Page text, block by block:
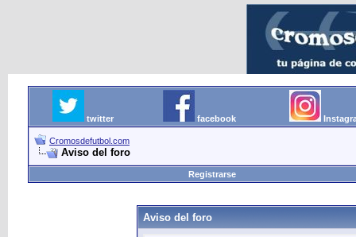
twitter facebook
Cromosdefutbol.com
Aviso del foro
Registrarse
Aviso del foro